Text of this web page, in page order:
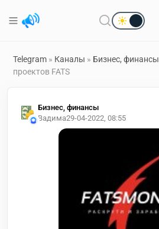
Telegram » Каналы » Бизнес, финансы
проектов FATS
Бизнес, финансы
Вадима29-04-2022, 08:55